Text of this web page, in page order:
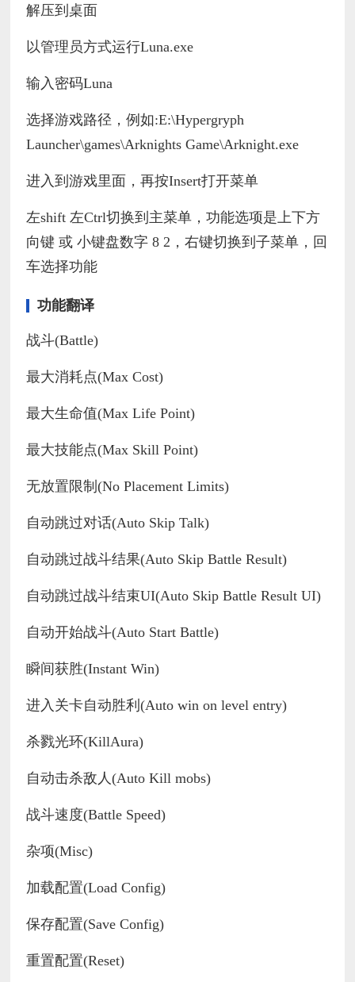
解压到桌面
以管理员方式运行Luna.exe
输入密码Luna
选择游戏路径，例如:E:\Hypergryph
Launcher\games\Arknights Game\Arknight.exe
进入到游戏里面，再按Insert打开菜单
左shift 左Ctrl切换到主菜单，功能选项是上下方
向键 或 小键盘数字 8 2，右键切换到子菜单，回
车选择功能
功能翻译
战斗(Battle)
最大消耗点(Max Cost)
最大生命值(Max Life Point)
最大技能点(Max Skill Point)
无放置限制(No Placement Limits)
自动跳过对话(Auto Skip Talk)
自动跳过战斗结果(Auto Skip Battle Result)
自动跳过战斗结束UI(Auto Skip Battle Result UI)
自动开始战斗(Auto Start Battle)
瞬间获胜(Instant Win)
进入关卡自动胜利(Auto win on level entry)
杀戮光环(KillAura)
自动击杀敌人(Auto Kill mobs)
战斗速度(Battle Speed)
杂项(Misc)
加载配置(Load Config)
保存配置(Save Config)
重置配置(Reset)